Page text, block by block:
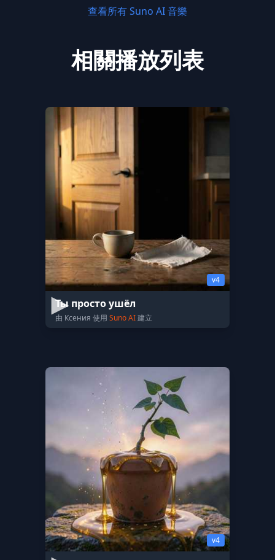
查看所有 Suno AI 音樂
相關播放列表
v4
Ты просто ушёл
由 Ксения 使用 Suno AI建立
v4